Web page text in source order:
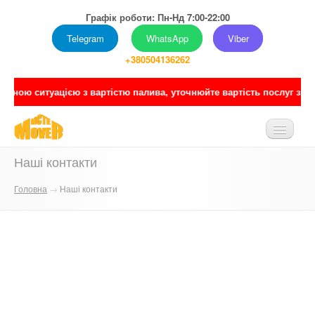
Графік роботи: Пн-Нд 7:00-22:00
Telegram
WhatsApp
Viber
+380504136262
ситуацією з вартістю палива, уточнюйте вартість послуг з
ГОЛОВНА
ПРО НАС
Наші контакти
Головна → Наші контакти